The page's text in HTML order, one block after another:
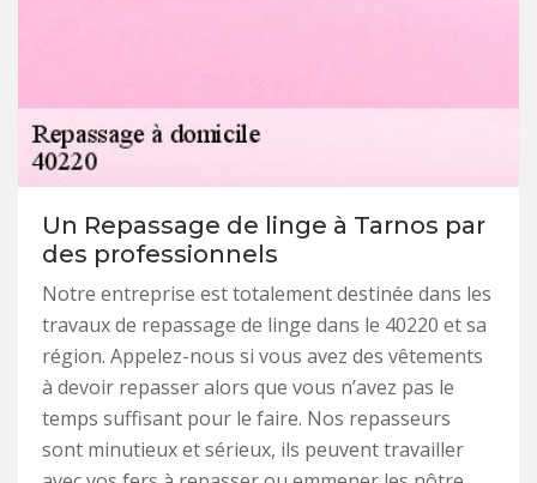
Un Repassage de linge à Tarnos par
des professionnels
Notre entreprise est totalement destinée dans les
travaux de repassage de linge dans le 40220 et sa
région. Appelez-nous si vous avez des vêtements
à devoir repasser alors que vous n’avez pas le
temps suffisant pour le faire. Nos repasseurs
sont minutieux et sérieux, ils peuvent travailler